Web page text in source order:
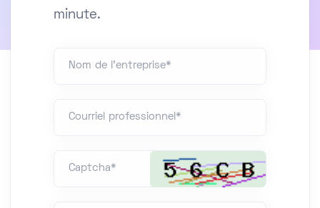
minute.
Nom de l'entreprise*
Courriel professionnel*
Captcha*